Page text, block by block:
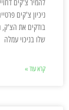
להמיר צ'קים
ניכיון צ'קים
בודקים את הצ'ק,
שלו בניכוי עמלה
קרא עוד »